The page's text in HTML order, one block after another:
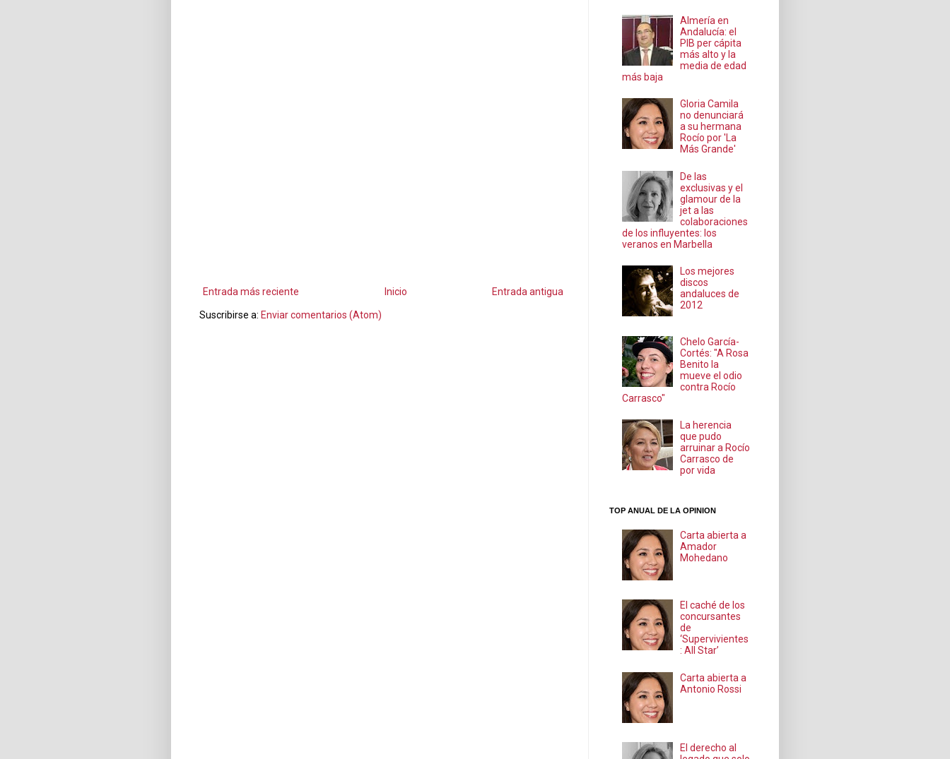
Entrada más reciente Entrada antigua
Inicio
Suscribirse a: Enviar comentarios (Atom)
Almería en
Andalucía: el
PIB per cápita
más alto y la
media de edad
más baja
Gloria Camila
no denunciará
a su hermana
Rocío por 'La
Más Grande'
De las
exclusivas y el
glamour de la
jet a las
colaboraciones
de los influyentes: los
veranos en Marbella
Los mejores
discos
andaluces de
2012
Chelo García-
Cortés: "A Rosa
Benito la
mueve el odio
contra Rocío
Carrasco"
La herencia
que pudo
arruinar a Rocío
Carrasco de
por vida
TOP ANUAL DE LA OPINION
Carta abierta a
Amador
Mohedano
El caché de los
concursantes
de
‘Supervivientes
: All Star’
Carta abierta a
Antonio Rossi
El derecho al